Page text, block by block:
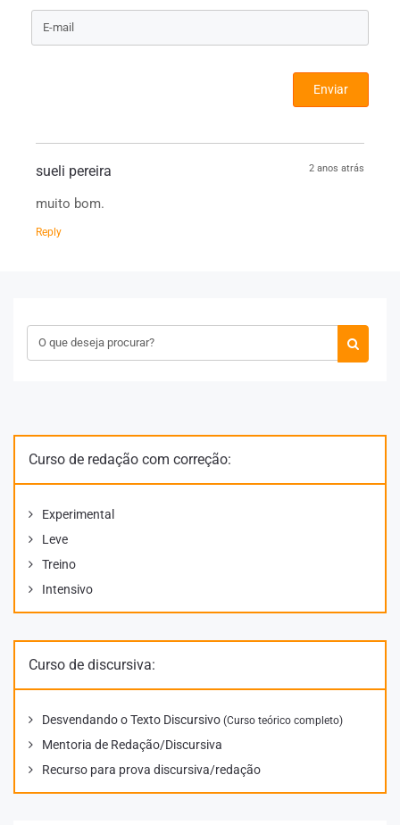
Enviar
sueli pereira 2 anos atrás
muito bom.
Reply
Curso de redação com correção:
Experimental
Leve
Treino
Intensivo
Curso de discursiva:
Desvendando o Texto Discursivo (Curso teórico completo)
Mentoria de Redação/Discursiva
Recurso para prova discursiva/redação